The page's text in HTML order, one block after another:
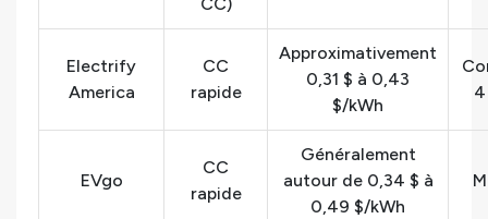
CC)
Electrify
America
CC
rapide
Approximativement
0,31 $ à 0,43
$/kWh
EVgo
CC
rapide
Généralement
autour de 0,34 $ à
0,49 $/kWh